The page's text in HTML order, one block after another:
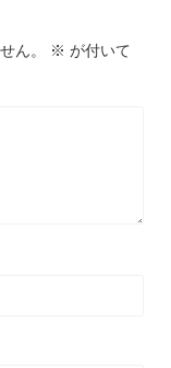
ん。 ※ が付いて